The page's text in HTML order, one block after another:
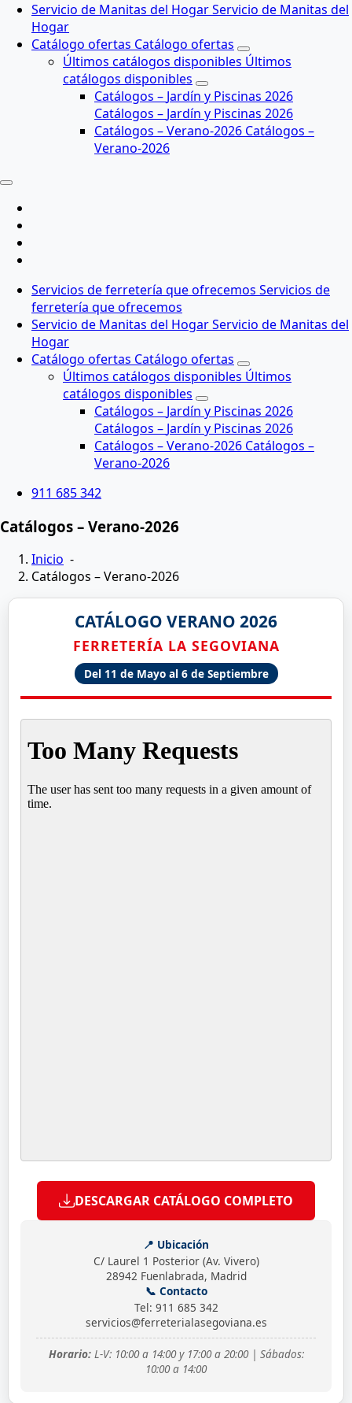
Servicio de Manitas del HogarServicio de Manitas del
Hogar
Catálogo ofertas Catálogo ofertas
Últimos catálogos disponibles Últimos
catálogos disponibles
Catálogos – Jardín y Piscinas 2026
Catálogos – Jardín y Piscinas 2026
Catálogos –Verano-2026 Catálogos –
Verano-2026
Servicios deferretería queofrecemos Servicios de
ferretería queofrecemos
Servicio de Manitas del HogarServicio de Manitas del
Hogar
Catálogo ofertas Catálogo ofertas
Últimos catálogos disponibles Últimos
catálogos disponibles
Catálogos – Jardín y Piscinas 2026
Catálogos – Jardín y Piscinas 2026
Catálogos –Verano-2026 Catálogos –
Verano-2026
911 685 342
Catálogos – Verano-2026
Inicio -
Catálogos – Verano-2026
CATÁLOGO VERANO 2026
FERRETERÍA LA SEGOVIANA
Del 11 de Mayo al 6 de Septiembre
DESCARGAR CATÁLOGO COMPLETO
📍 Ubicación
C/ Laurel 1 Posterior (Av. Vivero)
28942 Fuenlabrada, Madrid
📞 Contacto
Tel: 911 685 342
servicios@ferreterialasegoviana.es
Horario:L-V: 10:00 a 14:00 y 17:00 a 20:00 | Sábados:
10:00 a 14:00